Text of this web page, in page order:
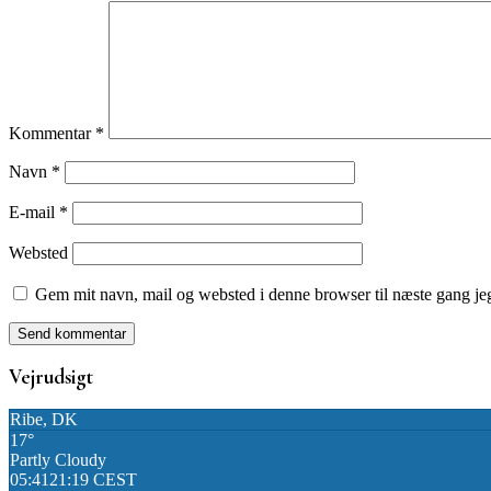
Kommentar *
Navn *
E-mail *
Websted
Gem mit navn, mail og websted i denne browser til næste gang
Vejrudsigt
Ribe, DK
17°
Partly Cloudy
05:41 21:19 CEST